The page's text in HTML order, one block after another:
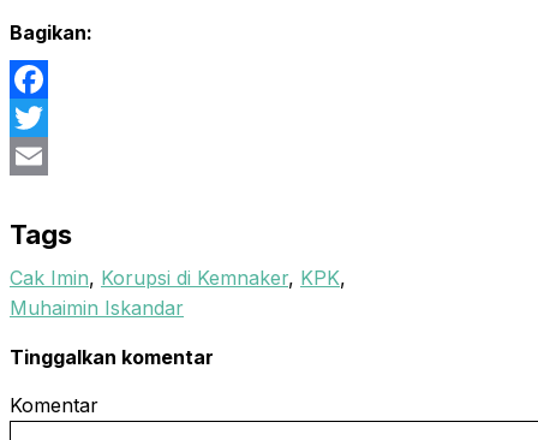
Bagikan:
Facebook
Twitter
Tags
Cak Imin, Korupsi di Kemnaker, KPK,
Muhaimin Iskandar
Tinggalkan komentar
Komentar